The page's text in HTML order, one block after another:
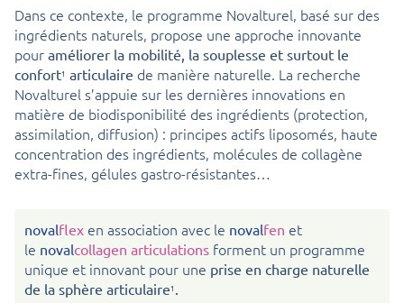
Dans ce contexte, le programme Novalturel, basé sur des
ingrédients naturels, propose une approche innovante
pour améliorer la mobilité, la souplesse et surtout le
confort1 articulaire de manière naturelle. La recherche
Novalturel s’appuie sur les dernières innovations en
matière de biodisponibilité des ingrédients (protection,
assimilation, diffusion) : principes actifs liposomés, haute
concentration des ingrédients, molécules de collagène
extra-fines, gélules gastro-résistantes…
novalflex en association avec le novalfen et
le novalcollagen articulations forment un programme
unique et innovant pour une prise en charge naturelle
de la sphère articulaire1